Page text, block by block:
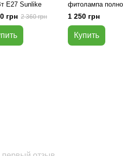
Е27 Sunlike
грн 2 360 грн
фитолампа
спектра Е27
1 250 грн
Купить